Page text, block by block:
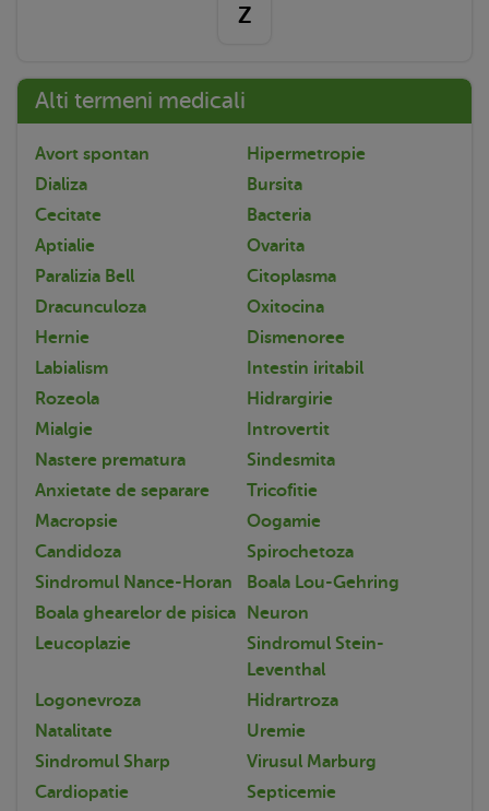
Z
Alti termeni medicali
Avort spontan
Hipermetropie
Dializa
Bursita
Cecitate
Bacteria
Aptialie
Ovarita
Paralizia Bell
Citoplasma
Dracunculoza
Oxitocina
Hernie
Dismenoree
Labialism
Intestin iritabil
Rozeola
Hidrargirie
Mialgie
Introvertit
Nastere prematura
Sindesmita
Anxietate de separare
Tricofitie
Macropsie
Oogamie
Candidoza
Spirochetoza
Sindromul Nance-Horan
Boala Lou-Gehring
Boala ghearelor de pisica
Neuron
Leucoplazie
Sindromul Stein-
Leventhal
Logonevroza
Hidrartroza
Natalitate
Uremie
Sindromul Sharp
Virusul Marburg
Cardiopatie
Septicemie